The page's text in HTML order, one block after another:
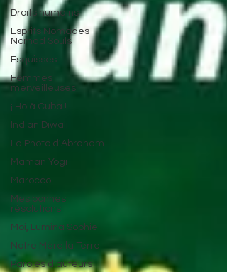
Droits humains
Esprits Nomades ·
Nomad Souls
Esquisses
Femmes
merveilleuses
¡ Holà Cuba !
Indian Diwali
La Photo d'Abraham
Maman Yogi
Marocco
Mes bonnes
résolutions
Moi, Lumina Sophie
Notre Mère la Terre
Paroles d'auteurs